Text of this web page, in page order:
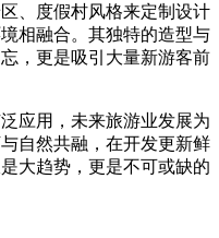
、度假村风格来定制设计
相融合。其独特的造型与
，更是吸引大量新游客前
应用，未来旅游业发展为
自然共融，在开发更新鲜
大趋势，更是不可或缺的